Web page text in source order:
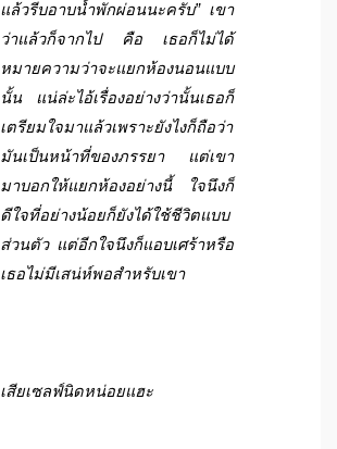
แล้วรีบอาบน้ำพักผ่อนนะครับ” เขา
ว่าแล้วก็จากไป คือ เธอก็ไม่ได้
หมายความว่าจะแยกห้องนอนแบบ
นั้น แน่ล่ะไอ้เรื่องอย่างว่านั้นเธอก็
เตรียมใจมาแล้วเพราะยังไงก็ถือว่า
มันเป็นหน้าที่ของภรรยา แต่เขา
มาบอกให้แยกห้องอย่างนี้ ใจนึงก็
ดีใจที่อย่างน้อยก็ยังได้ใช้ชีวิตแบบ
ส่วนตัว แต่อีกใจนึงก็แอบเศร้าหรือ
เธอไม่มีเสน่ห์พอสำหรับเขา
เสียเซลฟ์นิดหน่อยแฮะ